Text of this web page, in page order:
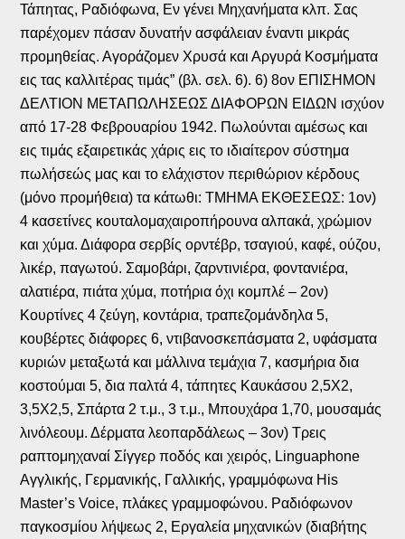
Τάπητας, Ραδιόφωνα, Εν γένει Μηχανήματα κλπ. Σας
παρέχομεν πάσαν δυνατήν ασφάλειαν έναντι μικράς
προμηθείας. Αγοράζομεν Χρυσά και Αργυρά Κοσμήματα
εις τας καλλιτέρας τιμάς” (βλ. σελ. 6). 6) 8ον ΕΠΙΣΗΜΟΝ
ΔΕΛΤΙΟΝ ΜΕΤΑΠΩΛΗΣΕΩΣ ΔΙΑΦΟΡΩΝ ΕΙΔΩΝ ισχύον
από 17-28 Φεβρουαρίου 1942. Πωλούνται αμέσως και
εις τιμάς εξαιρετικάς χάρις εις το ιδιαίτερον σύστημα
πωλήσεώς μας και το ελάχιστον περιθώριον κέρδους
(μόνο προμήθεια) τα κάτωθι: ΤΜΗΜΑ ΕΚΘΕΣΕΩΣ: 1ον)
4 κασετίνες κουταλομαχαιροπήρουνα αλπακά, χρώμιον
και χύμα. Διάφορα σερβίς ορντέβρ, τσαγιού, καφέ, ούζου,
λικέρ, παγωτού. Σαμοβάρι, ζαρντινιέρα, φοντανιέρα,
αλατιέρα, πιάτα χύμα, ποτήρια όχι κομπλέ – 2ον)
Κουρτίνες 4 ζεύγη, κοντάρια, τραπεζομάνδηλα 5,
κουβέρτες διάφορες 6, ντιβανοσκεπάσματα 2, υφάσματα
κυριών μεταξωτά και μάλλινα τεμάχια 7, κασμήρια δια
κοστούμαι 5, δια παλτά 4, τάπητες Καυκάσου 2,5Χ2,
3,5Χ2,5, Σπάρτα 2 τ.μ., 3 τ.μ., Μπουχάρα 1,70, μουσαμάς
λινόλεουμ. Δέρματα λεοπαρδάλεως – 3ον) Τρεις
ραπτομηχαναί Σίγγερ ποδός και χειρός, Linguaphone
Αγγλικής, Γερμανικής, Γαλλικής, γραμμόφωνα His
Master’s Voice,πλάκες γραμμοφώνου. Ραδιόφωνον
παγκοσμίου λήψεως 2, Εργαλεία μηχανικών (διαβήτης